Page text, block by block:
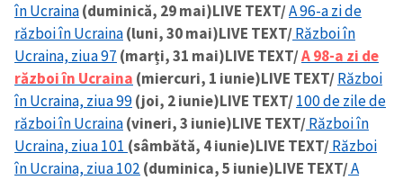
în Ucraina(duminică, 29 mai)LIVE TEXT/A 96-a zi de
război în Ucraina(luni, 30 mai)LIVE TEXT/Război în
Ucraina, ziua 97 (marți, 31 mai)LIVE TEXT/A 98-a zi de
război în Ucraina (miercuri, 1 iunie)LIVE TEXT/Război
în Ucraina, ziua 99(joi, 2 iunie)LIVE TEXT/100 de zile de
război în Ucraina(vineri, 3 iunie)LIVE TEXT/Război în
Ucraina, ziua 101 (sâmbătă, 4 iunie)LIVE TEXT/Război
în Ucraina, ziua 102 (duminica, 5 iunie)LIVE TEXT/A